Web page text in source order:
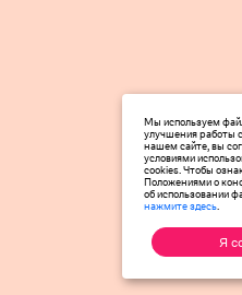
Мы используем
улучшения работы
нашем сайте, вы
условиями
cookies. Чтобы
Положениями о
об использовании
нажмите здесь.
Я